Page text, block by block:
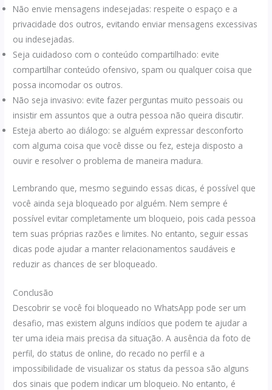
Não envie mensagens indesejadas: respeite o espaço e a
privacidade dos outros, evitando enviar mensagens excessivas
ou indesejadas.
Seja cuidadoso com o conteúdo compartilhado: evite
compartilhar conteúdo ofensivo, spam ou qualquer coisa que
possa incomodar os outros.
Não seja invasivo: evite fazer perguntas muito pessoais ou
insistir em assuntos que a outra pessoa não queira discutir.
Esteja aberto ao diálogo: se alguém expressar desconforto
com alguma coisa que você disse ou fez, esteja disposto a
ouvir e resolver o problema de maneira madura.
Lembrando que, mesmo seguindo essas dicas, é possível que
você ainda seja bloqueado por alguém. Nem sempre é
possível evitar completamente um bloqueio, pois cada pessoa
tem suas próprias razões e limites. No entanto, seguir essas
dicas pode ajudar a manter relacionamentos saudáveis e
reduzir as chances de ser bloqueado.
Conclusão
Descobrir se você foi bloqueado no WhatsApp pode ser um
desafio, mas existem alguns indícios que podem te ajudar a
ter uma ideia mais precisa da situação. A ausência da foto de
perfil, do status de online, do recado no perfil e a
impossibilidade de visualizar os status da pessoa são alguns
dos sinais que podem indicar um bloqueio. No entanto, é